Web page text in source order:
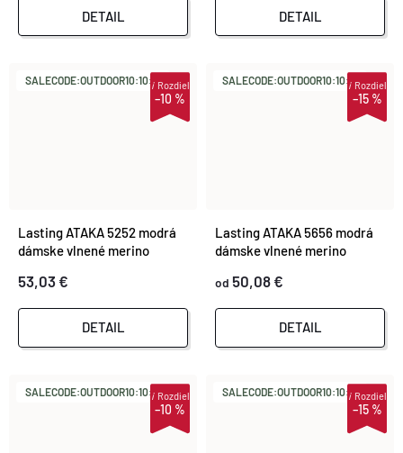
DETAIL DETAIL
SALECODE:OUTDOOR10:10:%
–10 %
iRozdiel
Lasting ATAKA 5252 modrá
dámske vlnené merino
53,03 €
DETAIL
SALECODE:OUTDOOR10:10:%
–15 %
iRozdiel
Lasting ATAKA 5656 modrá
dámske vlnené merino
od 50,08 €
DETAIL
SALECODE:OUTDOOR10:10:%
–10 %
iRozdiel SALECODE:OUTDOOR10:10:%
–15 %
iRozdiel